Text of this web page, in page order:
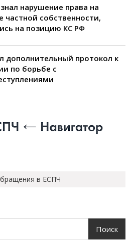
нарушение права на
частной собственности,
на позицию КС РФ
дополнительный протокол к
по борьбе с
в ЕСПЧ
Поиск